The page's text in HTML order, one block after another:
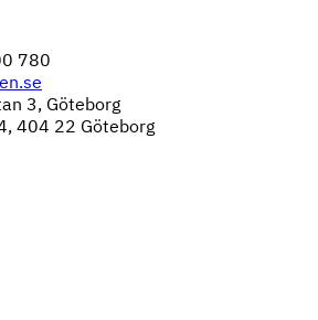
780
3, Göteborg
404 22 Göteborg